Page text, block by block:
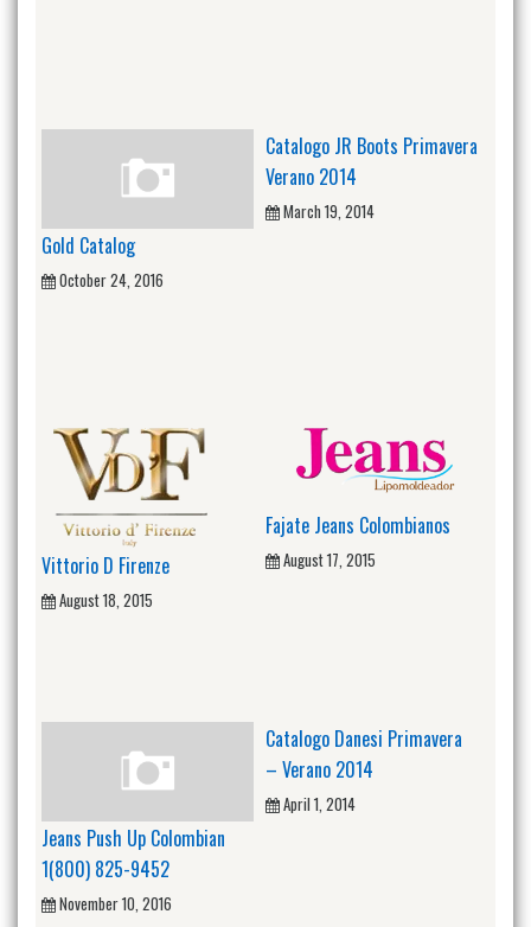
Gold Catalog
October 24, 2016
Catalogo JR Boots Primavera
Verano 2014
March 19, 2014
Vittorio D Firenze
August 18, 2015
Fajate Jeans Colombianos
August 17, 2015
Jeans Push Up Colombian
1(800) 825-9452
November 10, 2016
Catalogo Danesi Primavera
– Verano 2014
April 1, 2014